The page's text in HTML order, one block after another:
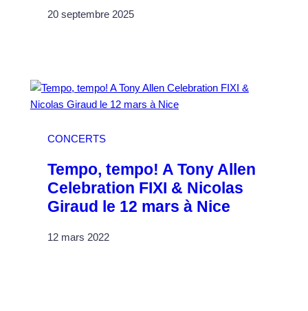
20 septembre 2025
CONCERTS
Tempo, tempo! A Tony Allen
Celebration FIXI & Nicolas
Giraud le 12 mars à Nice
12 mars 2022